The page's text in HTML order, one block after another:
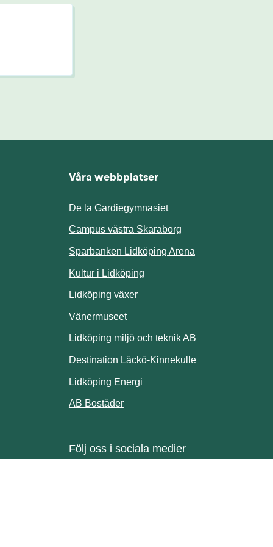
annan webbplats.
annan webbplats.
annan webbplats.
Våra webbplatser
De la Gardiegymnasiet
Campus västra Skaraborg
Sparbanken Lidköping Arena
Kultur i Lidköping
Lidköping växer
Vänermuseet
Lidköping miljö och teknik AB
Destination Läckö-KinnekulleLänk till annan
Lidköping EnergiLänk till annan webbplats.
AB BostäderLänk till annan webbplats.
Följ oss i sociala medier